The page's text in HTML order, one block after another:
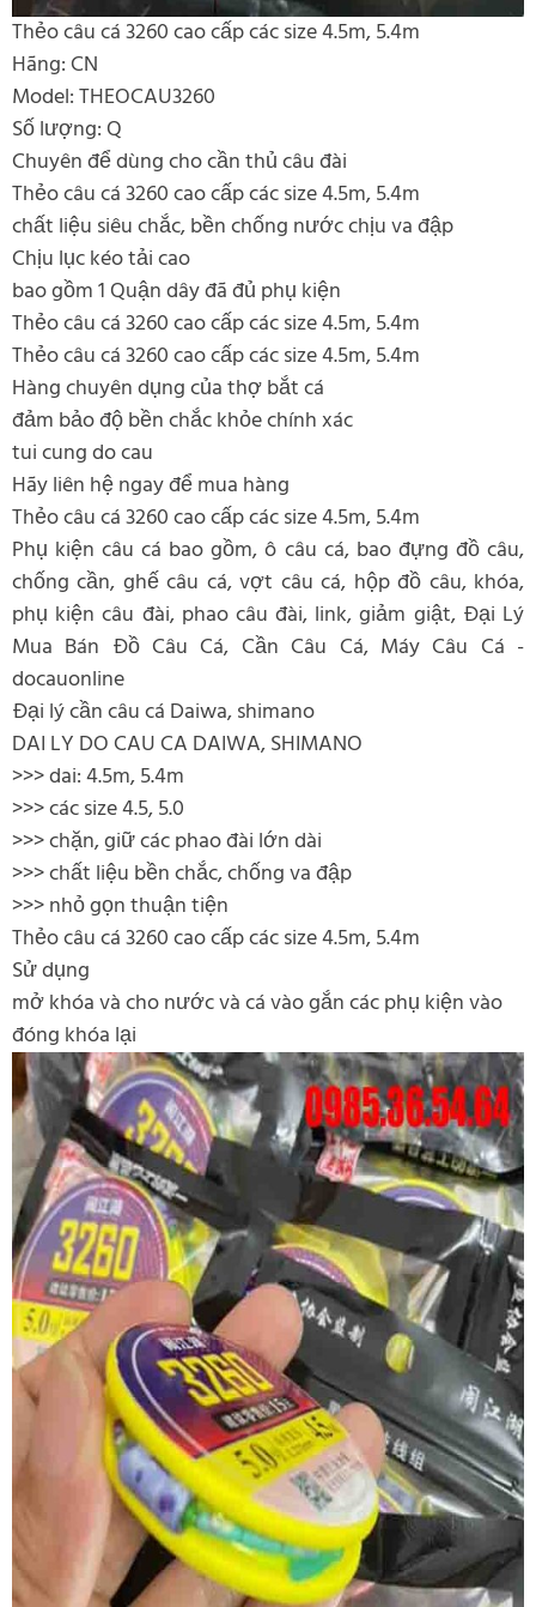
Thẻo câu cá 3260 cao cấp các size 4.5m, 5.4m
Hãng: CN
Model: THEOCAU3260
Số lượng: Q
Chuyên để dùng cho cần thủ câu đài
Thẻo câu cá 3260 cao cấp các size 4.5m, 5.4m
chất liệu siêu chắc, bền chống nước chịu va đập
Chịu lục kéo tải cao
bao gồm 1 Quận dây đã đủ phụ kiện
Thẻo câu cá 3260 cao cấp các size 4.5m, 5.4m
Thẻo câu cá 3260 cao cấp các size 4.5m, 5.4m
Hàng chuyên dụng của thợ bắt cá
đảm bảo độ bền chắc khỏe chính xác
tui cung do cau
Hãy liên hệ ngay để mua hàng
Thẻo câu cá 3260 cao cấp các size 4.5m, 5.4m
Phụ kiện câu cá bao gồm, ô câu cá, bao đựng đồ câu,
chống cần, ghế câu cá, vợt câu cá, hộp đồ câu, khóa,
phụ kiện câu đài, phao câu đài, link, giảm giật, Đại Lý
Mua Bán Đồ Câu Cá, Cần Câu Cá, Máy Câu Cá -
docauonline
Đại lý cần câu cá Daiwa, shimano
DAI LY DO CAU CA DAIWA, SHIMANO
>>> dai: 4.5m, 5.4m
>>> các size 4.5, 5.0
>>> chặn, giữ các phao đài lớn dài
>>> chất liệu bền chắc, chống va đập
>>> nhỏ gọn thuận tiện
Thẻo câu cá 3260 cao cấp các size 4.5m, 5.4m
Sử dụng
mở khóa và cho nước và cá vào gắn các phụ kiện vào
đóng khóa lại